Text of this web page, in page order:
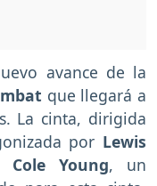
avance de la
que llegará a
La cinta, dirigida
por Lewis
Cole Young, un